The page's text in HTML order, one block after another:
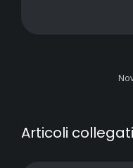
Articoli collegati